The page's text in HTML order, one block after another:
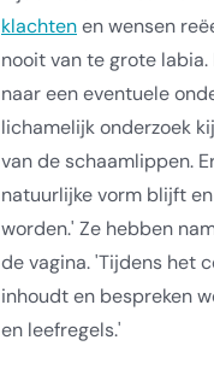
klachtenen wensen
nooit van te grote
naar een eventuele
lichamelijk onderzoek
van de schaamlippen.
natuurlijke vorm blijft
worden.' Ze hebben
de vagina. 'Tijdens het
inhoudt en bespreken
en leefregels.'